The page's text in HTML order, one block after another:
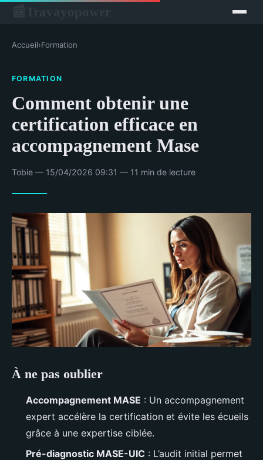
Accueil›Formation
FORMATION
Comment obtenir une
certification efficace en
accompagnement Mase
Tobie — 15/04/2026 09:31 — 11 min de lecture
À ne pas oublier
Accompagnement MASE : Un accompagnement
expert accélère la certification et évite les écueils
grâce à une expertise ciblée.
Pré-diagnostic MASE-UIC : L’audit initial permet